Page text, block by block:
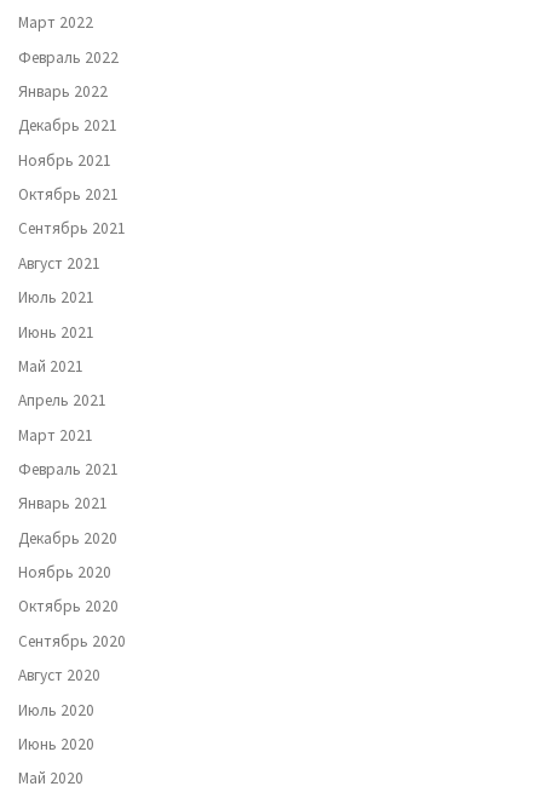
Март 2022
Февраль 2022
Январь 2022
Декабрь 2021
Ноябрь 2021
Октябрь 2021
Сентябрь 2021
Август 2021
Июль 2021
Июнь 2021
Май 2021
Апрель 2021
Март 2021
Февраль 2021
Январь 2021
Декабрь 2020
Ноябрь 2020
Октябрь 2020
Сентябрь 2020
Август 2020
Июль 2020
Июнь 2020
Май 2020